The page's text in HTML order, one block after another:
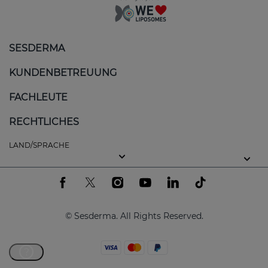
SESDERMA
KUNDENBETREUUNG
FACHLEUTE
RECHTLICHES
LAND/SPRACHE
© Sesderma. All Rights Reserved.